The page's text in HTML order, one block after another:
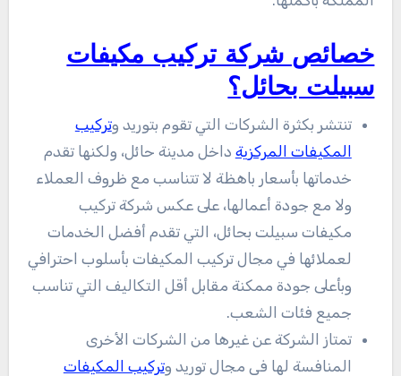
خصائص شركة تركيب مكيفات
سبيلت بحائل؟
تنتشر بكثرة الشركات التي تقوم بتوريد وتركيب
المكيفات المركزية داخل مدينة حائل، ولكنها تقدم
خدماتها بأسعار باهظة لا تتناسب مع ظروف العملاء
ولا مع جودة أعمالها، على عكس شركة تركيب
مكيفات سبيلت بحائل، التي تقدم أفضل الخدمات
لعملائها في مجال تركيب المكيفات بأسلوب احترافي
وبأعلى جودة ممكنة مقابل أقل التكاليف التي تناسب
جميع فئات الشعب.
تمتاز الشركة عن غيرها من الشركات الأخرى
المنافسة لها في مجال توريد وتركيب المكيفات